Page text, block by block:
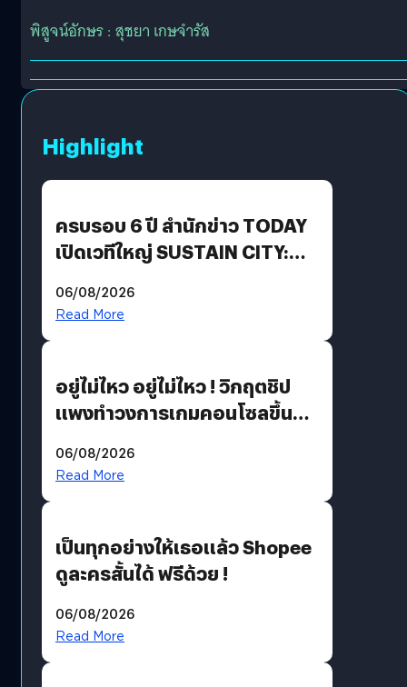
พิสูจน์อักษร : สุชยา เกษจำรัส
Highlight
ครบรอบ 6 ปี สำนักข่าว TODAY
เปิดเวทีใหญ่ SUSTAIN CITY:
แนวทางปรับตัวสู่เศรษฐกิจสี
06/08/2026
Read More
อยู่ไม่ไหว อยู่ไม่ไหว ! วิกฤตชิป
แพงทำวงการเกมคอนโซลขึ้น
?
06/08/2026
Read More
เป็นทุกอย่างให้เธอแล้ว Shopee
ดูละครสั้นได้ ฟรีด้วย !
06/08/2026
Read More